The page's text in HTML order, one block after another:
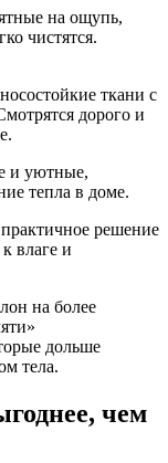
на ощупь,
чистятся.
ткани с
дорого и
и уютные,
тепла в доме.
решение
влаге и
на более
дольше
тела.
чем